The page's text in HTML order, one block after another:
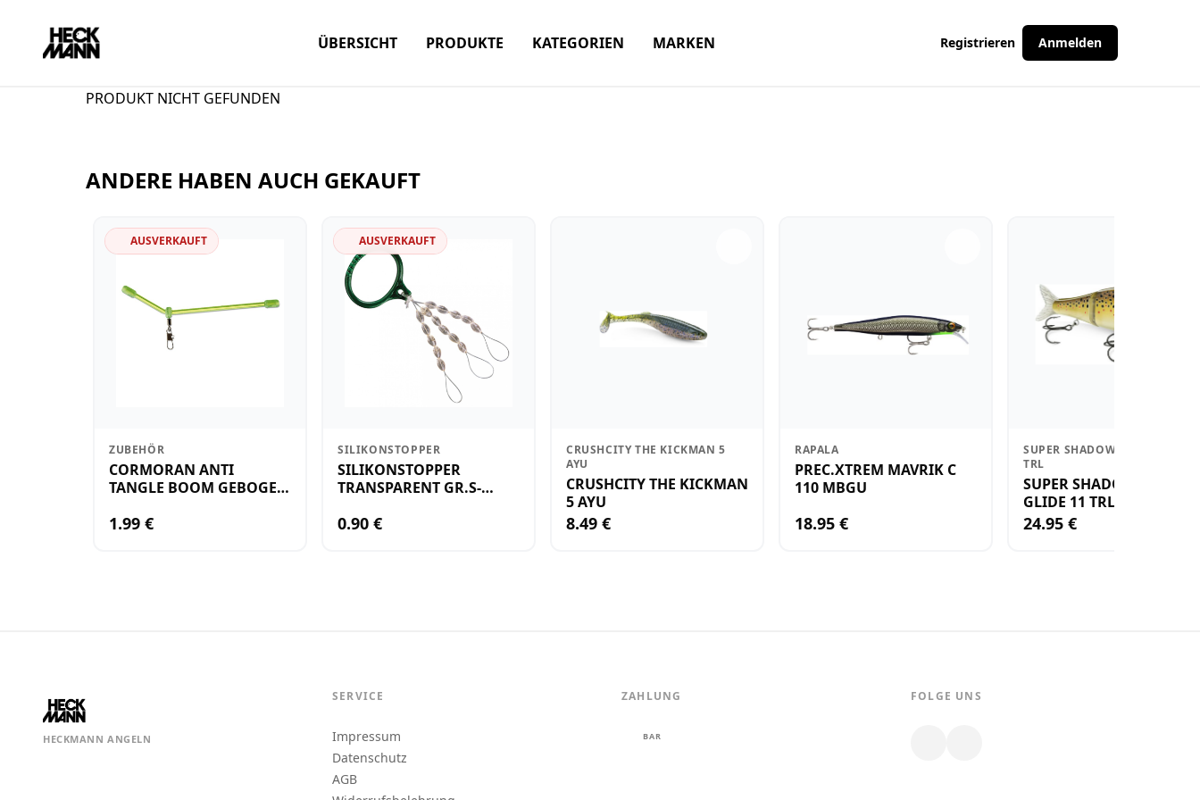
ÜBERSICHT PRODUKTE KATEGORIEN MARKEN Registrieren Anmelden
PRODUKT NICHT GEFUNDEN
ANDERE HABEN AUCH GEKAUFT
AUSVERKAUFT
ZUBEHÖR
CORMORAN ANTI
TANGLE BOOM GEBOGEN
1.99 €
AUSVERKAUFT
SILIKONSTOPPER
SILIKONSTOPPER
TRANSPARENT GR.S-
0.90 €
CRUSHCITY THE KICKMAN 5
AYU
CRUSHCITY THE KICKMAN
5 AYU
8.49 €
RAPALA
PREC.XTREM MAVRIK C
110 MBGU
18.95 €
SUPER SHADOW RAP GLIDE 11
TRL
SUPER SHADOW RAP
GLIDE 11 TRL
24.95 €
HECKMANN ANGELN
SERVICE
Impressum
Datenschutz
AGB
ZAHLUNG
BAR
FOLGE UNS